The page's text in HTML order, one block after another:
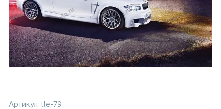
Артикул: tle-79